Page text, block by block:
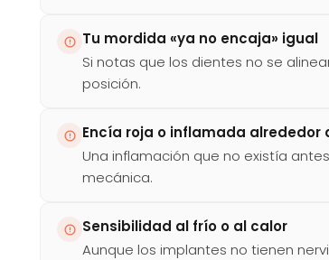
Tu mordida «ya no encaja» igual
Si notas que los dientes no se
posición.
Encía roja o inflamada alrededor
Una inflamación que no existía
mecánica.
Sensibilidad al frío o al calor
Aunque los implantes no tienen